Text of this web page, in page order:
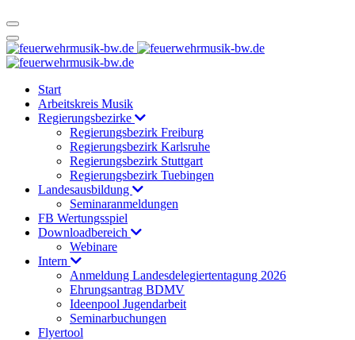
Start
Arbeitskreis Musik
Regierungsbezirke
Regierungsbezirk Freiburg
Regierungsbezirk Karlsruhe
Regierungsbezirk Stuttgart
Regierungsbezirk Tuebingen
Landesausbildung
Seminaranmeldungen
FB Wertungsspiel
Downloadbereich
Webinare
Intern
Anmeldung Landesdelegiertentagung 2026
Ehrungsantrag BDMV
Ideenpool Jugendarbeit
Seminarbuchungen
Flyertool